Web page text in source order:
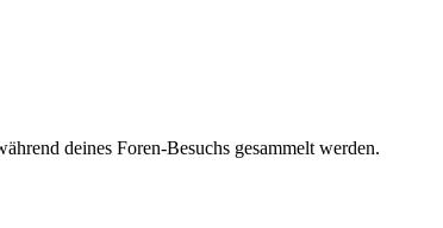
deines Foren-Besuchs gesammelt werden.